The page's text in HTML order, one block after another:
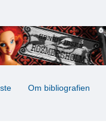
Om bibliografien